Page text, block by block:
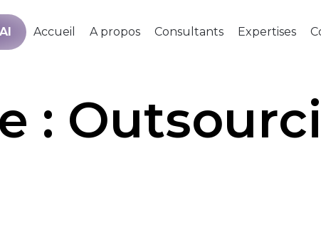
Accueil A propos Consultants Expertises
: